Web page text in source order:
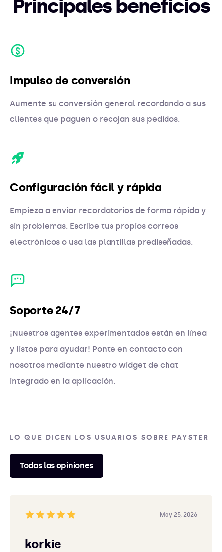
Principales beneficios
Impulso de conversión
Aumente su conversión general recordando a sus
clientes que paguen o recojan sus pedidos.
Configuración fácil y rápida
Empieza a enviar recordatorios de forma rápida y
sin problemas. Escribe tus propios correos
electrónicos o usa las plantillas prediseñadas.
Soporte 24/7
¡Nuestros agentes experimentados están en línea
y listos para ayudar! Ponte en contacto con
nosotros mediante nuestro widget de chat
integrado en la aplicación.
LO QUE DICEN LOS USUARIOS SOBRE PAYSTER
Todas las opiniones
May 25, 2026
korkie